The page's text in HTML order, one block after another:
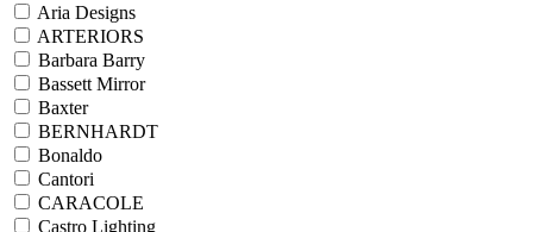
Aria Designs
ARTERIORS
Barbara Barry
Bassett Mirror
Baxter
BERNHARDT
Bonaldo
Cantori
CARACOLE
Castro Lighting